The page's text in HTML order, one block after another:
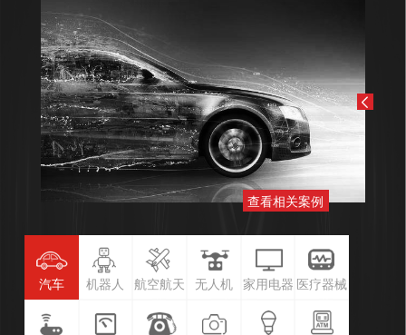
查看相关案例
汽车 机器人 航空航天 无人机 家用电器 医疗器械